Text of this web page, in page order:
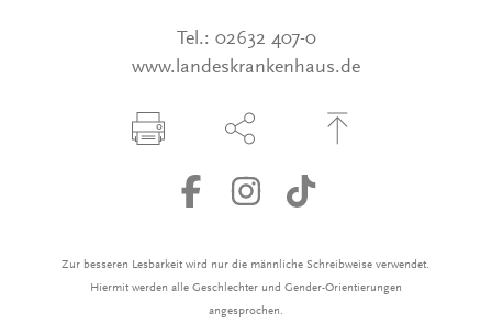
Tel.: 02632 407-0
www.landeskrankenhaus.de
Zur besseren Lesbarkeit wird nur die männliche Schreibweise verwendet.
Hiermit werden alle Geschlechter und Gender-Orientierungen
angesprochen.